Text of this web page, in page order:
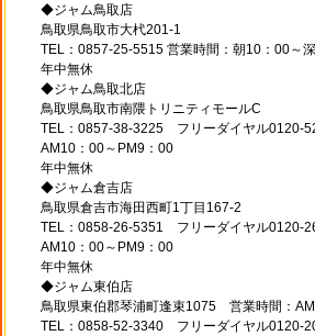
◆ジャム鳥取店
鳥取県鳥取市大杙201-1
TEL：0857-25-5515 営業時間：朝10：00～
年中無休
◆ジャム鳥取北店
鳥取県鳥取市南隈トリニティモールC
TEL：0857-38-3225 フリーダイヤル0120-
AM10：00～PM9：00
年中無休
◆ジャム倉吉店
鳥取県倉吉市海田西町1丁目167-2
TEL：0858-26-5351 フリーダイヤル0120-
AM10：00～PM9：00
年中無休
◆ジャム東伯店
鳥取県東伯郡琴浦町逢束1075 営業時間：
TEL：0858-52-3340 フリーダイヤル0120-